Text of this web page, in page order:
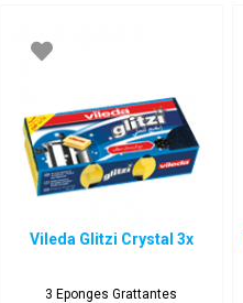
Vileda Glitzi Crystal 3x
3 Eponges Grattantes